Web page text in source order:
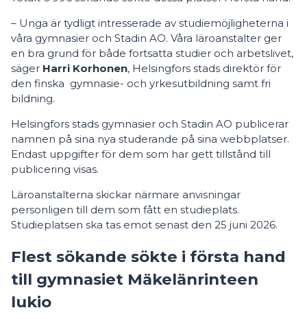
– Unga är tydligt intresserade av studiemöjligheterna i
våra gymnasier och Stadin AO. Våra läroanstalter ger
en bra grund för både fortsatta studier och arbetslivet,
säger Harri Korhonen, Helsingfors stads direktör för
den finska gymnasie- och yrkesutbildning samt fri
bildning.
Helsingfors stads gymnasier och Stadin AO publicerar
namnen på sina nya studerande på sina webbplatser.
Endast uppgifter för dem som har gett tillstånd till
publicering visas.
Läroanstalterna skickar närmare anvisningar
personligen till dem som fått en studieplats.
Studieplatsen ska tas emot senast den 25 juni 2026.
Flest sökande sökte i första hand
till gymnasiet Mäkelänrinteen
lukio